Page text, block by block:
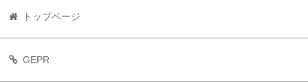
トップページ
GEPR